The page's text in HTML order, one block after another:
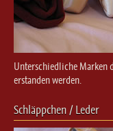
Unterschiedliche Marken
erstanden werden.
Schläppchen / Leder